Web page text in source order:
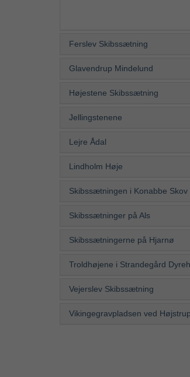
Ferslev Skibssætning
Glavendrup Mindelund
Højestene Skibssætning
Jellingstenene
Lejre Ådal
Lindholm Høje
Skibssætningen i Konabbe Skov
Skibssætninger på Als
Skibssætningerne på Hjarnø
Troldhøjene i Strandegård
Vejerslev Skibssætning
Vikingegravpladsen ved Højstrup